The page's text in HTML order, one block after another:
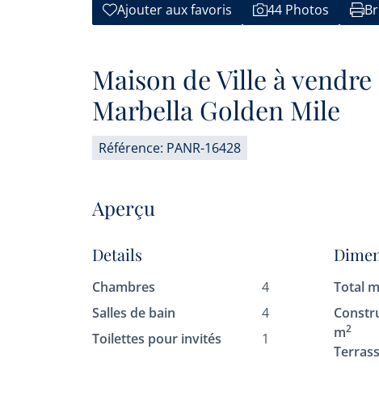
Ajouter aux favoris 44 Photos
Maison de Ville à
Marbella Golden Mile
Référence: PANR-16428
Aperçu
Details
Chambres
4
Salles de bain
4
Toilettes pour invités
1
Total m
m2